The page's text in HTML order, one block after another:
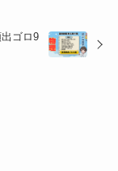
ゴロ9